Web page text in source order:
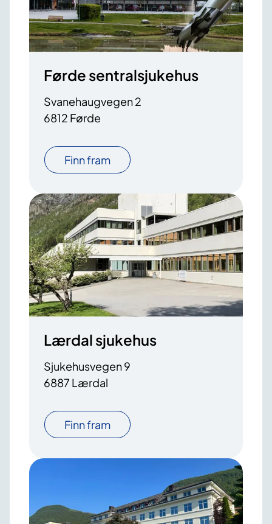
Førde sentralsjukehus
Svanehaugvegen 2
6812 Førde
Finn fram
Lærdal sjukehus
Sjukehusvegen 9
6887 Lærdal
Finn fram